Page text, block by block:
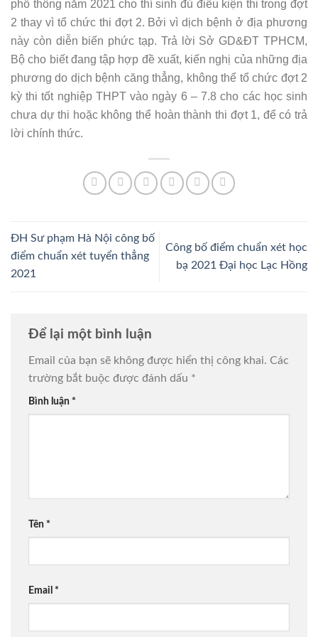
phổ thông năm 2021 cho thí sinh đủ điều kiện thi trong đợt
2 thay vì tổ chức thi đợt 2. Bởi vì dịch bệnh ở địa phương
này còn diễn biến phức tạp. Trả lời Sở GD&ĐT TPHCM,
Bộ cho biết đang tập hợp đề xuất, kiến nghị của những địa
phương do dịch bệnh căng thẳng, không thể tổ chức đợt 2
kỳ thi tốt nghiệp THPT vào ngày 6 – 7.8 cho các học sinh
chưa dự thi hoặc không thể hoàn thành thi đợt 1, để có trả
lời chính thức.
ĐH Sư phạm Hà Nội công bố
điểm chuẩn xét tuyển thẳng
2021
Công bố điểm chuẩn xét học
bạ 2021 Đại học Lạc Hồng
Để lại một bình luận
Email của bạn sẽ không được hiển thị công khai. Các
trường bắt buộc được đánh dấu *
Bình luận *
Tên *
Email *